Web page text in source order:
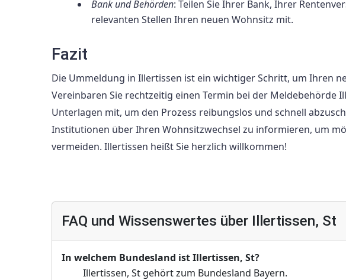
Bank und Behörden: Teilen Sie Ihrer Bank, Ihrer
relevanten Stellen Ihren neuen Wohnsitz mit.
Fazit
Die Ummeldung in Illertissen ist ein wichtiger Schritt, um Ihren
Vereinbaren Sie rechtzeitig einen Termin bei der Meldebehörde
Unterlagen mit, um den Prozess reibungslos und schnell
Institutionen über Ihren Wohnsitzwechsel zu informieren, um
vermeiden. Illertissen heißt Sie herzlich willkommen!
FAQ und Wissenswertes über Illertissen, St
In welchem Bundesland ist Illertissen, St?
Illertissen, St gehört zum Bundesland Bayern.